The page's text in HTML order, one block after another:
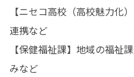
【ニセコ高校（高校魅力化
連携など
【保健福祉課】地域の福祉
みなど